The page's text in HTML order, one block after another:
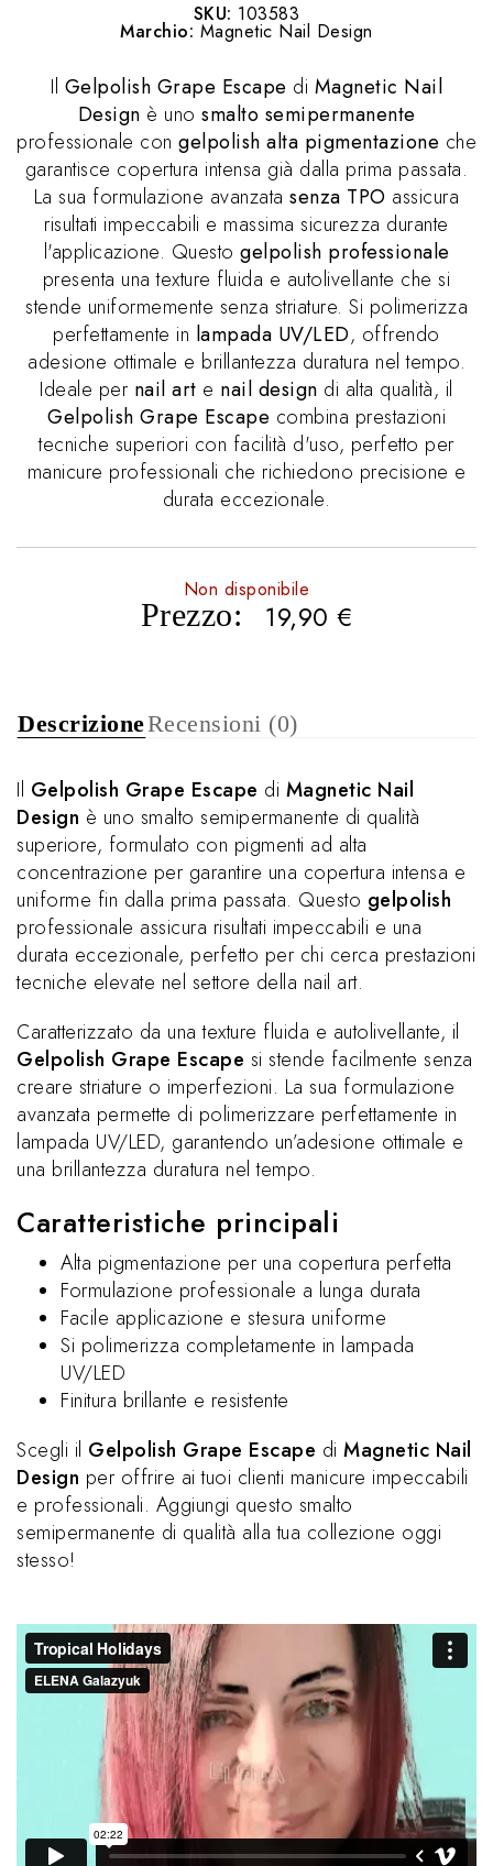
SKU: 103583
Marchio: Magnetic Nail Design
Il Gelpolish Grape Escape di Magnetic Nail
Design è uno smalto semipermanente
professionale con gelpolish alta pigmentazione che
garantisce copertura intensa già dalla prima passata.
La sua formulazione avanzatasenza TPO assicura
risultati impeccabili e massima sicurezza durante
l'applicazione. Questo gelpolish professionale
presenta una texture fluida e autolivellante che si
stende uniformemente senza striature. Si polimerizza
perfettamente in lampada UV/LED, offrendo
adesione ottimale e brillantezza duratura nel tempo.
Ideale per nail art e nail design di alta qualità, il
Gelpolish Grape Escape combina prestazioni
tecniche superiori con facilità d'uso, perfetto per
manicure professionali che richiedono precisione e
durata eccezionale.
Prezzo: 19,90 €
Non disponibile
DescrizioneRecensioni (0)
Il Gelpolish Grape Escape di Magnetic Nail
Design è uno smalto semipermanente di qualità
superiore, formulato con pigmenti ad alta
concentrazione per garantire una copertura intensa e
uniforme fin dalla prima passata. Questo gelpolish
professionale assicura risultati impeccabili e una
durata eccezionale, perfetto per chi cerca prestazioni
tecniche elevate nel settore della nail art.
Caratterizzato da una texture fluida e autolivellante, il
Gelpolish Grape Escape si stende facilmente senza
creare striature o imperfezioni. La sua formulazione
avanzata permette di polimerizzare perfettamente in
lampada UV/LED, garantendo un’adesione ottimale e
una brillantezza duratura nel tempo.
Caratteristiche principali
Alta pigmentazione per una copertura perfetta
Formulazione professionale a lunga durata
Facile applicazione e stesura uniforme
Si polimerizza completamente in lampada
UV/LED
Finitura brillante e resistente
Scegli il Gelpolish Grape Escape di Magnetic Nail
Design per offrire ai tuoi clienti manicure impeccabili
e professionali. Aggiungi questo smalto
semipermanente di qualità alla tua collezione oggi
stesso!